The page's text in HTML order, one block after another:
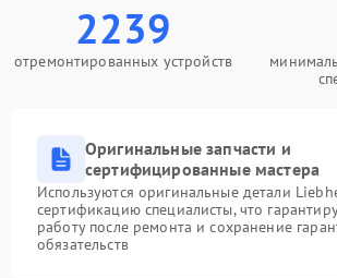
2239
отремонтированных устройств
Оригинальные запчасти и
сертифицированные мастера
Используются оригинальные детали
сертификацию специалисты, что
работу после ремонта и сохранение
обязательств